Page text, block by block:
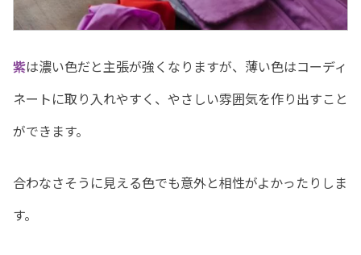
紫は濃い色だと主張が強くなりますが、薄い色はコーディ
ネートに取り入れやすく、やさしい雰囲気を作り出すこと
ができます。
合わなさそうに見える色でも意外と相性がよかったりしま
す。